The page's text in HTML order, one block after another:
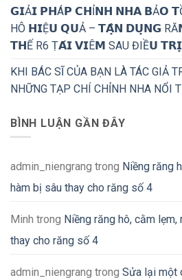
𝗚𝗜Ả𝗜 𝗣𝗛Á𝗣 𝗖𝗛Ỉ𝗡𝗛 𝗡𝗛𝗔 𝗕Ả𝗢
HÔ 𝗛𝗜Ệ𝗨 𝗤𝗨Ả – 𝗧𝗔̣̂𝗡 𝗗𝗨̣𝗡𝗚
𝗧𝗛Ế R6 Ṭ𝗔́𝗜 𝗩𝗜Ê𝗠 SAU ĐIỀ𝗨
KHI BÁC SĨ CỦA BẠN LÀ TÁC GIẢ
NHỮNG TẠP CHÍ CHỈNH NHA NỔI
BÌNH LUẬN GẦN ĐÂY
admin_niengrang trong Niềng răng
hàm bị sâu thay cho răng số 4
Minh trong Niềng răng hô, cằm
thay cho răng số 4
admin_niengrang trong Sửa lại một